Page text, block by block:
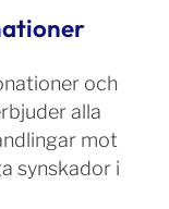
och
alla
mot
synskador i